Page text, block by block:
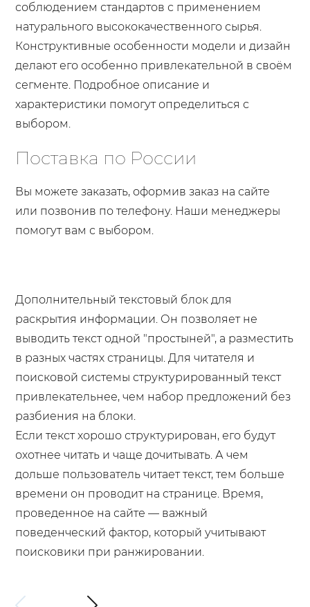
соблюдением стандартов с применением
натурального высококачественного сырья.
Конструктивные особенности модели и дизайн
делают его особенно привлекательной в своём
сегменте. Подробное описание и
характеристики помогут определиться с
выбором.
Поставка по России
Вы можете заказать, оформив заказ на сайте
или позвонив по телефону. Наши менеджеры
помогут вам с выбором.
Дополнительный текстовый блок для
раскрытия информации. Он позволяет не
выводить текст одной "простыней", а разместить
в разных частях страницы. Для читателя и
поисковой системы структурированный текст
привлекательнее, чем набор предложений без
разбиения на блоки.
Если текст хорошо структурирован, его будут
охотнее читать и чаще дочитывать. А чем
дольше пользователь читает текст, тем больше
времени он проводит на странице. Время,
проведенное на сайте — важный
поведенческий фактор, который учитывают
поисковики при ранжировании.